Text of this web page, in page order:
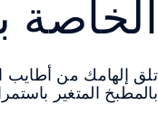
الخاصة
تلق إلهامك من أطايب
بالمطبخ المتغير